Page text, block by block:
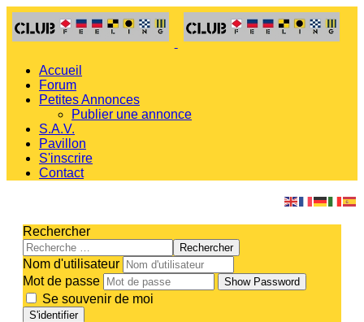
Accueil
Forum
Petites Annonces
Publier une annonce
S.A.V.
Pavillon
S'inscrire
Contact
Rechercher
Rechercher
Nom d'utilisateur
Mot de passe
Show Password
Se souvenir de moi
S'identifier